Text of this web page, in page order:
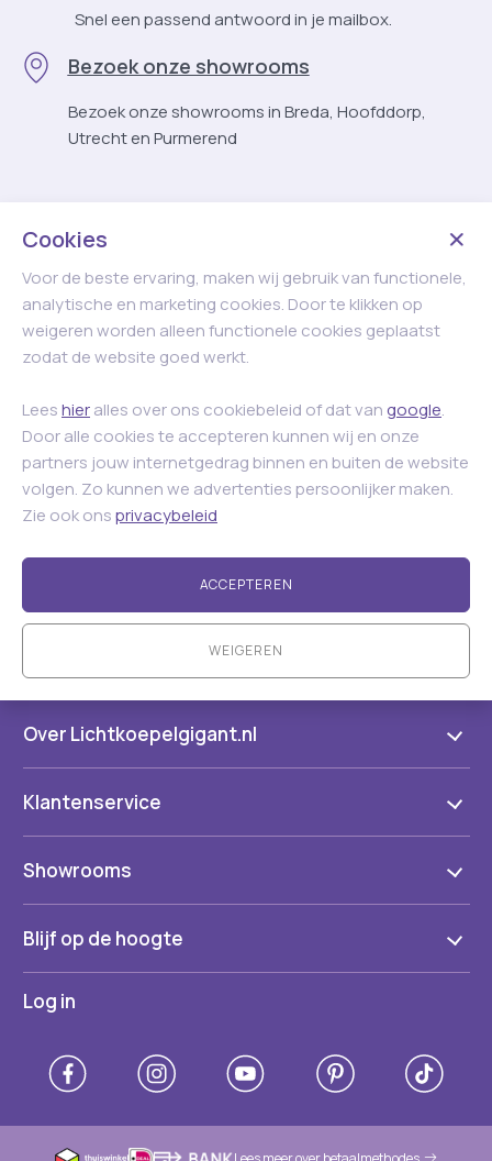
ventilatoren of airconditioning, wat kan leiden tot lagere
3. Comfortventilatie & veiligheid
VELUX Commercial-ventilatieramen zijn beschikbaar als
een calamiteit — indien gecombineerd met de juiste
4. Flexibele bediening
Afhankelijk van de toepassing kunnen ventilatieramen
worden geleverd met:
Elektrische bediening (230V of 24V)
Handmatige bediening met spindel
Integratie in gebouwbeheersystemen
Automatische regeling via sensors
Snel een passend antwoord in je mailbox.
Bezoek onze showrooms
Bezoek onze showrooms in Breda, Hoofddorp,
Utrecht en Purmerend
Cookies
Voor de beste ervaring, maken wij gebruik van functionele,
analytische en marketing cookies. Door te klikken op
weigeren worden alleen functionele cookies geplaatst
zodat de website goed werkt.
Leeshieralles over ons cookiebeleid of dat van google.
Door alle cookies te accepteren kunnen wij en onze
partners jouw internetgedrag binnen en buiten de website
volgen. Zo kunnen we advertenties persoonlijker maken.
Zie ook onsprivacybeleid
ACCEPTEREN
WEIGEREN
Over Lichtkoepelgigant.nl
Klantenservice
Showrooms
Blijf op de hoogte
Log in